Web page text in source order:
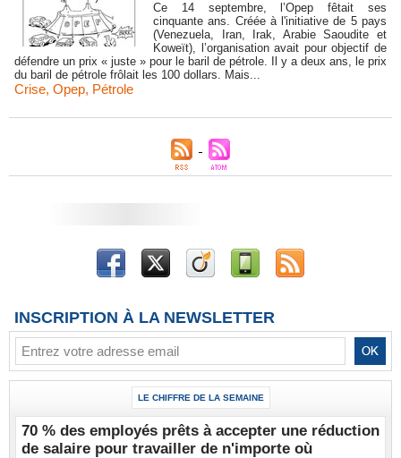
Ce 14 septembre, l’Opep fêtait ses
cinquante ans. Créée à l'initiative de 5 pays
(Venezuela, Iran, Irak, Arabie Saoudite et
Koweït), l’organisation avait pour objectif de
défendre un prix « juste » pour le baril de pétrole. Il y a deux ans, le prix
du baril de pétrole frôlait les 100 dollars. Mais...
Crise, Opep, Pétrole
INSCRIPTION À LA NEWSLETTER
LE CHIFFRE DE LA SEMAINE
70 % des employés prêts à accepter une réduction
de salaire pour travailler de n'importe où